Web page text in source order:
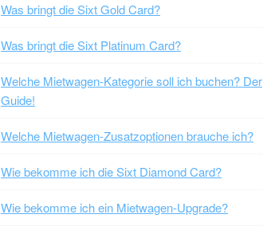
Was bringt die Sixt Gold Card?
Was bringt die Sixt Platinum Card?
Welche Mietwagen-Kategorie soll ich buchen? Der
Guide!
Welche Mietwagen-Zusatzoptionen brauche ich?
Wie bekomme ich die Sixt Diamond Card?
Wie bekomme ich ein Mietwagen-Upgrade?